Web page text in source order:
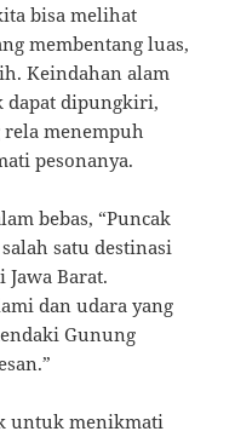
bisa melihat
membentang luas,
Keindahan alam
dapat dipungkiri,
rela menempuh
pesonanya.
bebas, “Puncak
satu destinasi
Barat.
dan udara yang
Gunung
untuk menikmati